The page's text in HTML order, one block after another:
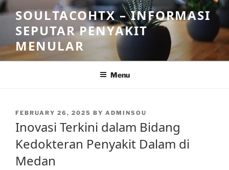
Skip
to
content
SOULTACOHTX – INFORMASI
SEPUTAR PENYAKIT
MENULAR
Menu
POSTED
FEBRUARY 26, 2025 BY ADMINSOU
Inovasi Terkini dalam Bidang
Kedokteran Penyakit Dalam di
Medan